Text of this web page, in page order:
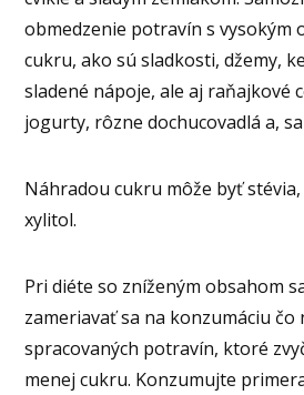
obmedzenie potravín s vysokým
cukru, ako sú sladkosti, džemy,
sladené nápoje, ale aj raňajkové
jogurty, rôzne dochucovadlá a,
Náhradou cukru môže byť
xylitol.
Pri diéte so zníženým obsahom
zameriavať sa na konzumáciu čo
spracovaných potravín, ktoré
menej cukru. Konzumujte